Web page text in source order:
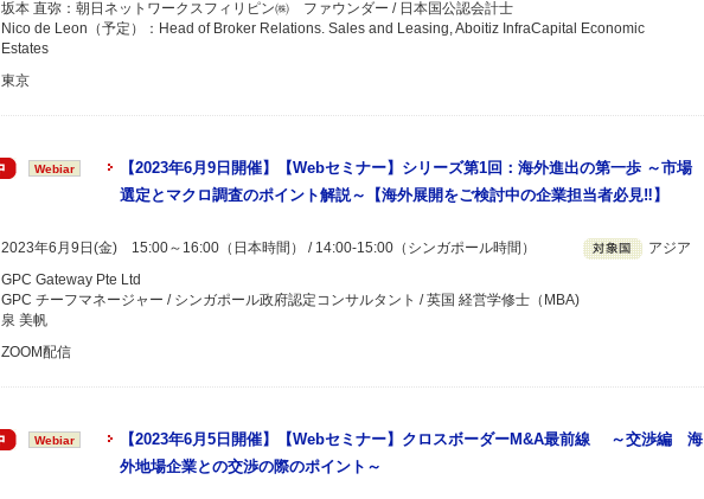
坂本 直弥：朝日ネットワークスフィリピン㈱ ファウンダー / 日本国公認会計士
Nico de Leon（予定）：Head of Broker Relations. Sales and Leasing, Aboitiz InfraCapital Economic
Estates
東京
Webiar
【2023年6月9日開催】【Webセミナー】シリーズ第1回：海外進出の第一歩 ～市場
選定とマクロ調査のポイント解説～【海外展開をご検討中の企業担当者必見‼】
2023年6月9日(金) 15:00～16:00（日本時間） / 14:00-15:00（シンガポール時間） アジア
GPC Gateway Pte Ltd
GPC チーフマネージャー / シンガポール政府認定コンサルタント / 英国 経営学修士（MBA)
泉 美帆
ZOOM配信
Webiar
【2023年6月5日開催】【Webセミナー】クロスボーダーM&A最前線 ～交渉編 海
外地場企業との交渉の際のポイント～